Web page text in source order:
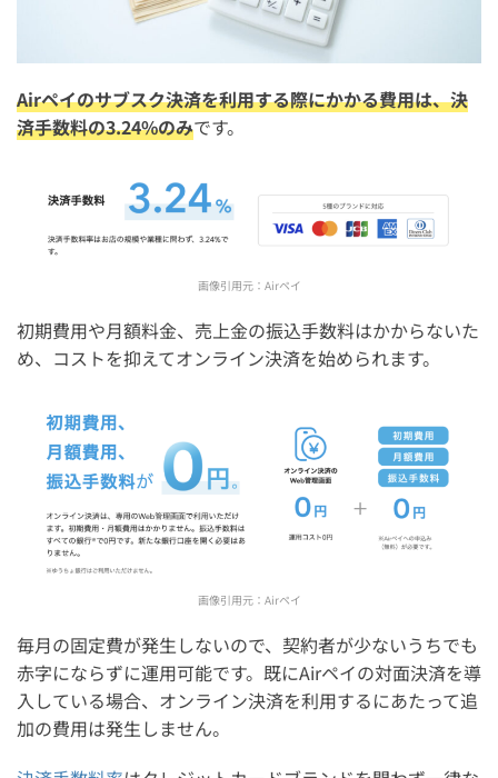
Airペイのサブスク決済を利用する際にかかる費用は、決
済手数料の3.24%のみです。
画像引用元： Airペイ
初期費用や月額料金、売上金の振込手数料はかからないた
め、コストを抑えてオンライン決済を始められます。
画像引用元： Airペイ
毎月の固定費が発生しないので、契約者が少ないうちでも
赤字にならずに運用可能です。既にAirペイの対面決済を導
入している場合、オンライン決済を利用するにあたって追
加の費用は発生しません。